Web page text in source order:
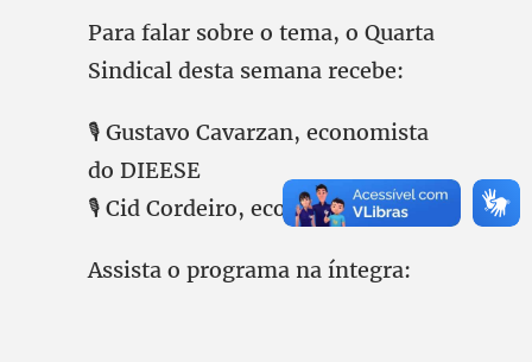
Para falar sobre o tema, o Quarta
Sindical desta semana recebe:
🎙️ Gustavo Cavarzan, economista
do DIEESE
🎙️ Cid Cordeiro, economista
Assista o programa na íntegra: